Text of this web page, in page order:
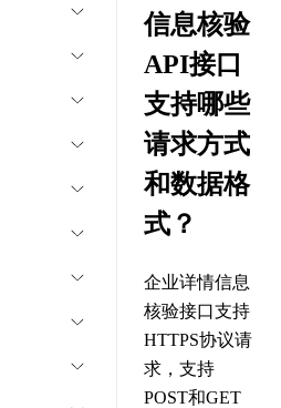
信息核验
API接口
支持哪些
请求方式
和数据格
式？
企业详情信息
核验接口支持
HTTPS协议请
求，支持
POST和GET